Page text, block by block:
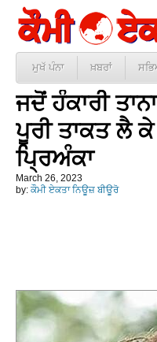
ਮੁਖੱ ਪੰਨਾ ਖ਼ਬਰਾਂ
ਜਦੋਂ ਹੰਕਾਰੀ
ਪੂਰੀ ਤਾਕਤ ਲੈ
ਪ੍ਰਿਅੰਕਾ
March 26, 2023
by: ਕੌਮੀ ਏਕਤਾ ਨਿਊਜ਼ ਬੀਊਰੋ